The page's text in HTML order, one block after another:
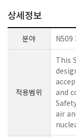
상세정보
분야 N509
적용범위
This
and
air